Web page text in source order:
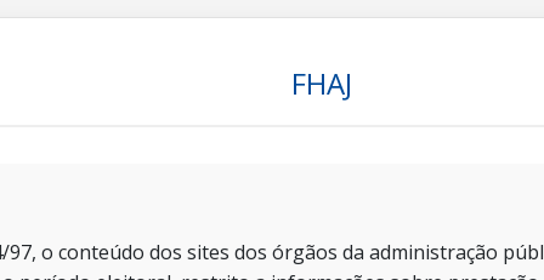
FHAJ
97, o conteúdo dos sites dos órgãos da administração